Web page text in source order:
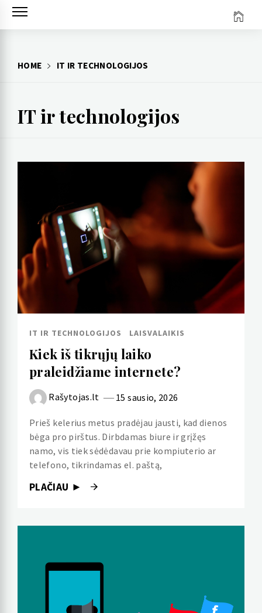
Skip
HOME IT IR TECHNOLOGIJOS
IT ir technologijos
IT IR TECHNOLOGIJOS LAISVALAIKIS
Kiek iš tikrųjų laiko
praleidžiame internete?
Rašytojas.lt 15 sausio, 2026
Prieš kelerius metus pradėjau jausti, kad dienos
bėga pro pirštus. Dirbdamas biure ir grįžęs
namo, vis tiek sėdėdavau prie kompiuterio ar
telefono, tikrindamas el. paštą,
PLAČIAU ►